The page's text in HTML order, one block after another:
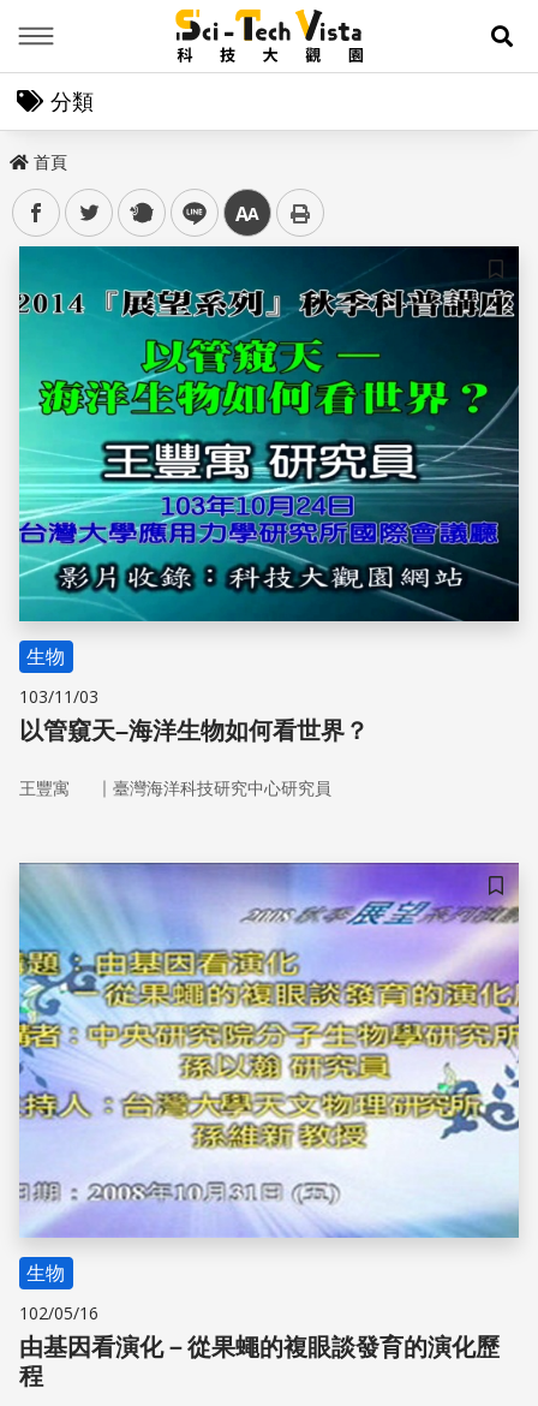
展
分類
首頁
facebooktwitter plurk line 中
儲存
生物
103/11/03
以管窺天–海洋生物如何看世界？
王豐寓 ｜ 臺灣海洋科技研究中心研究員
儲存
生物
102/05/16
由基因看演化－從果蠅的複眼談發育的演化歷
程